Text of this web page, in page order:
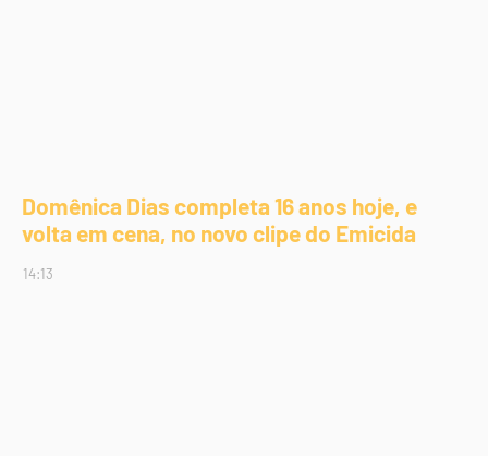
Domênica Dias completa 16 anos hoje, e
volta em cena, no novo clipe do Emicida
14:13